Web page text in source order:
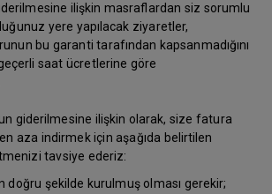
ilişkin masraflardan siz sorumlu
yere yapılacak ziyaretler,
bu garanti tarafından kapsanmadığını
saat ücretlerine göre
giderilmesine ilişkin olarak, size fatura
en aza indirmek için aşağıda belirtilen
tavsiye ederiz:
doğru şekilde kurulmuş olması gerekir;